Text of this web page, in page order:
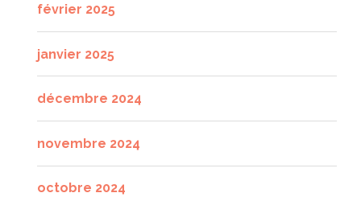
février 2025
janvier 2025
décembre 2024
novembre 2024
octobre 2024